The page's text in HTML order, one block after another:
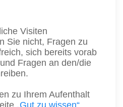
Visiten
Sie nicht, Fragen zu
sich bereits vorab
Fragen an den/die
zu Ihrem Aufenthalt
„Gut zu wissen“